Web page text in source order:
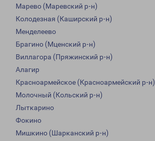
Марево (Маревский р-н)
Колодезная (Каширский р-н)
Менделеево
Брагино (Мценский р-н)
Виллагора (Пряжинский р-н)
Алагир
Красноармейское (Красноармейский р-н)
Молочный (Кольский р-н)
Лыткарино
Фокино
Мишкино (Шарканский р-н)